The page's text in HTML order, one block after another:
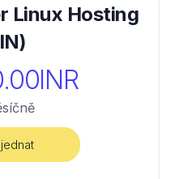
Linux Hosting